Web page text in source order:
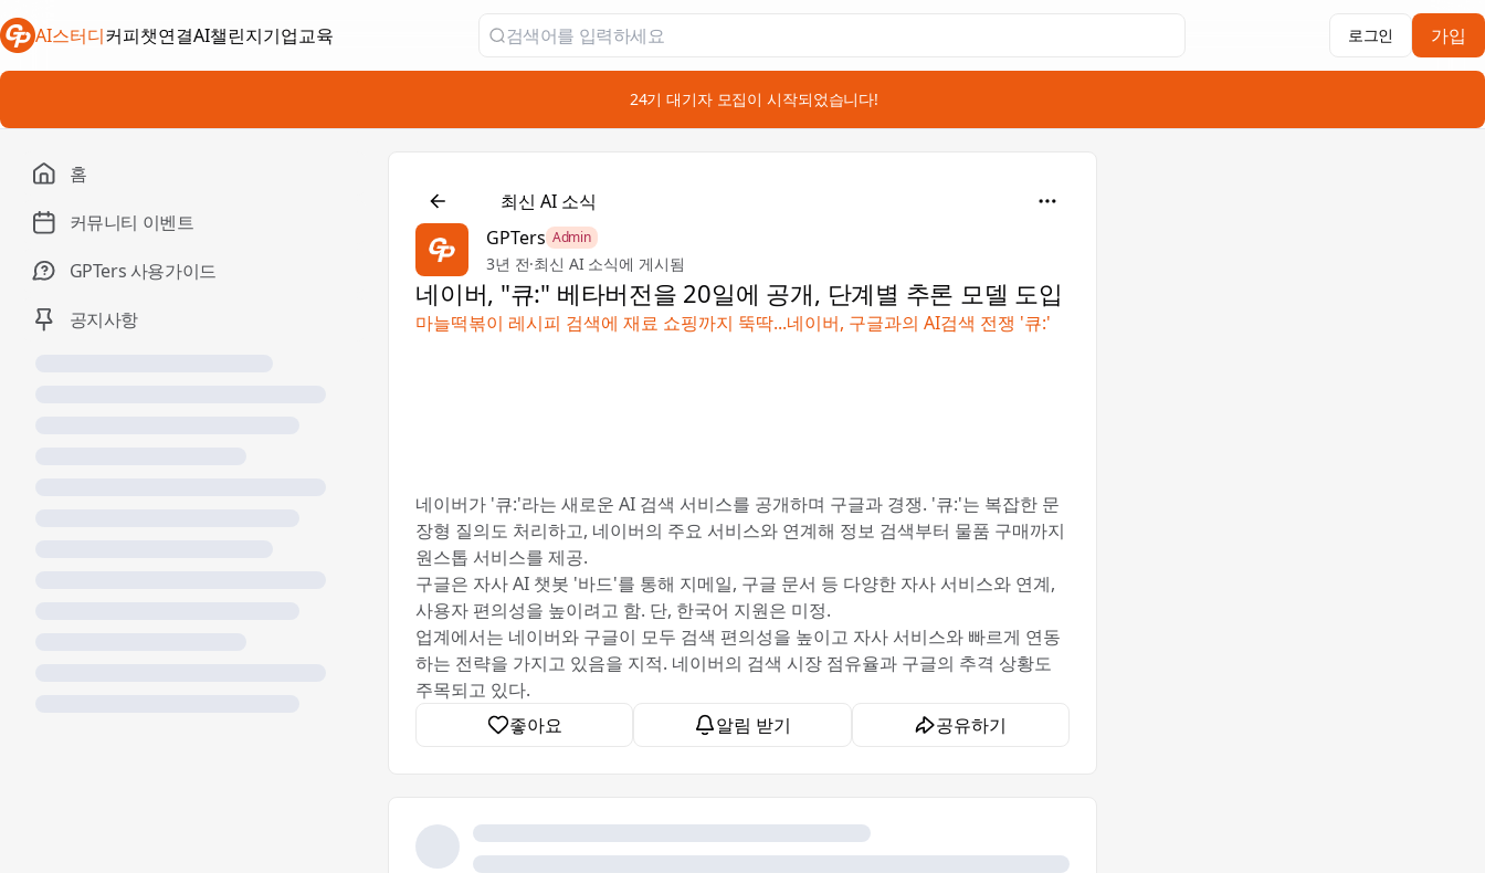
AI스터디커피챗연결
새 탭에서 열림AI챌린지
새 탭에서 열림
기업교육
새 탭에서 열림 가입
로그인
📣 24기 대기자 모집이 시작되었습니다!
홈
커뮤니티 이벤트
GPTers 사용가이드
공지사항
📰최신 AI 소식
GPTers Admin
3년 전·최신 AI 소식에 게시됨
네이버, "큐:" 베타버전을 20일에 공개, 단계별 추론 모델 도입
마늘떡볶이 레시피 검색에 재료 쇼핑까지 뚝딱...네이버, 구글과의 AI검색 전쟁 '큐:'
네이버가 '큐:'라는 새로운 AI 검색 서비스를 공개하며 구글과 경쟁. '큐:'는 복잡한 문
장형 질의도 처리하고, 네이버의 주요 서비스와 연계해 정보 검색부터 물품 구매까지
원스톱 서비스를 제공.
구글은 자사 AI 챗봇 '바드'를 통해 지메일, 구글 문서 등 다양한 자사 서비스와 연계,
사용자 편의성을 높이려고 함. 단, 한국어 지원은 미정.
업계에서는 네이버와 구글이 모두 검색 편의성을 높이고 자사 서비스와 빠르게 연동
하는 전략을 가지고 있음을 지적. 네이버의 검색 시장 점유율과 구글의 추격 상황도
주목되고 있다.
좋아요
알림 받기 공유하기